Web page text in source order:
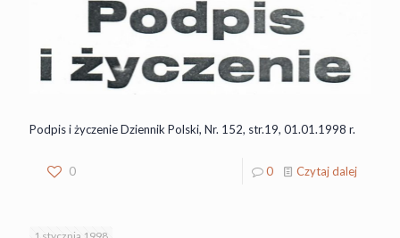
Podpis i życzenie Dziennik Polski, Nr. 152, str.19, 01.01.1998 r.
0 0 Czytaj dalej